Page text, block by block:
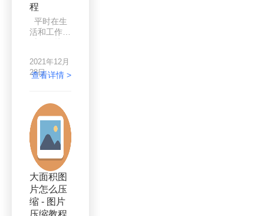
出多少mb
就不给上
传，当遇到
这种问题，
压缩图片？
其实方法很
简单，下面
法吧。
程
平时在生
活和工作的
而这些图
片，大有大
恼，就好比
说图片太大
了，使用起
来就很不方
便，需要将
其压缩成普
遍使用的尺
寸，毕竟图
片太大不处
理的话，上
传到平台也
2021年12月
28日
查看详情 >
大面积图
片怎么压
缩 - 图片
压缩教程